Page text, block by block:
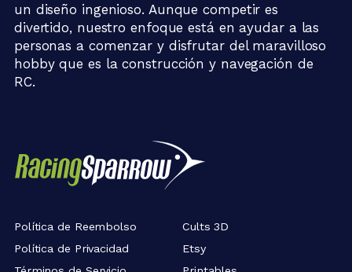
un diseño ingenioso. Aunque competir es
divertido, nuestro enfoque está en ayudar a las
personas a comenzar y disfrutar del maravilloso
hobby que es la construcción y navegación de
RC.
Política de Reembolso
Política de Privacidad
Cults 3D
Etsy